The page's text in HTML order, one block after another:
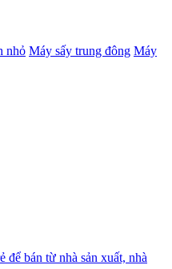
nhỏ Máy sấy trung đông Máy